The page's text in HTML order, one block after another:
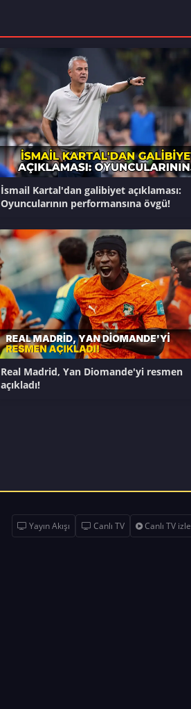
İsmail Kartal'dan galibiyet açıklaması:
Oyuncularının performansına övgü!
Real Madrid, Yan Diomande'yi resmen
açıkladı!
Yayın Akışı Canlı TV Canlı TV izle